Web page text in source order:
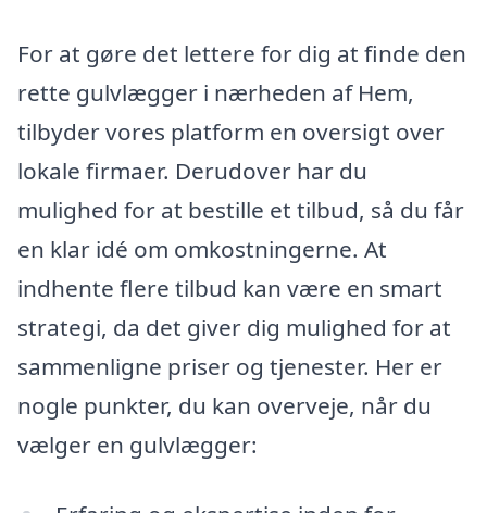
For at gøre det lettere for dig at finde den
rette gulvlægger i nærheden af Hem,
tilbyder vores platform en oversigt over
lokale firmaer. Derudover har du
mulighed for at bestille et tilbud, så du får
en klar idé om omkostningerne. At
indhente flere tilbud kan være en smart
strategi, da det giver dig mulighed for at
sammenligne priser og tjenester. Her er
nogle punkter, du kan overveje, når du
vælger en gulvlægger: